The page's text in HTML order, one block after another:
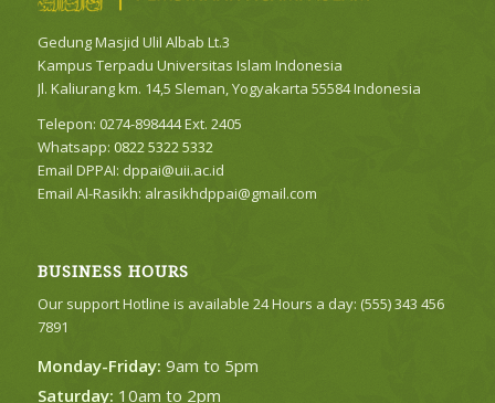
Gedung Masjid Ulil Albab Lt.3
Kampus Terpadu Universitas Islam Indonesia
Jl. Kaliurang km. 14,5 Sleman, Yogyakarta 55584 Indonesia
Telepon: 0274-898444 Ext. 2405
Whatsapp: 0822 5322 5332
Email DPPAI: dppai@uii.ac.id
Email Al-Rasikh: alrasikhdppai@gmail.com
BUSINESS HOURS
Our support Hotline is available 24 Hours a day: (555) 343 456
7891
Monday-Friday: 9am to 5pm
Saturday: 10am to 2pm